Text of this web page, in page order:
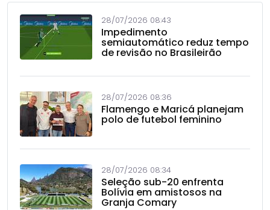
28/07/2026 08:43
Impedimento
semiautomático reduz tempo
de revisão no Brasileirão
28/07/2026 08:36
Flamengo e Maricá planejam
polo de futebol feminino
28/07/2026 08:34
Seleção sub-20 enfrenta
Bolívia em amistosos na
Granja Comary